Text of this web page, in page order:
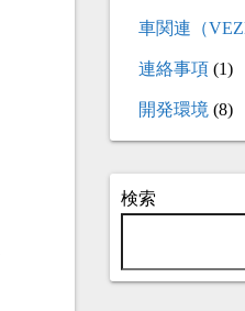
車関連（
連絡事項 (1)
開発環境 (8)
検索